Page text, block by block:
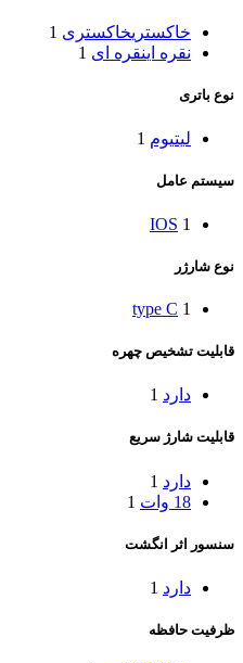
خاکستریخاکستری 1
نقره اینقره ای 1
نوع باتری
لیتیوم 1
سیستم عامل
IOS 1
نوع شارژر
type C 1
قابلیت تشخیص چهره
دارد 1
قابلیت شارژ سریع
دارد 1
18 وات
1
سنسور اثر انگشت
دارد 1
ظرفیت حافظه